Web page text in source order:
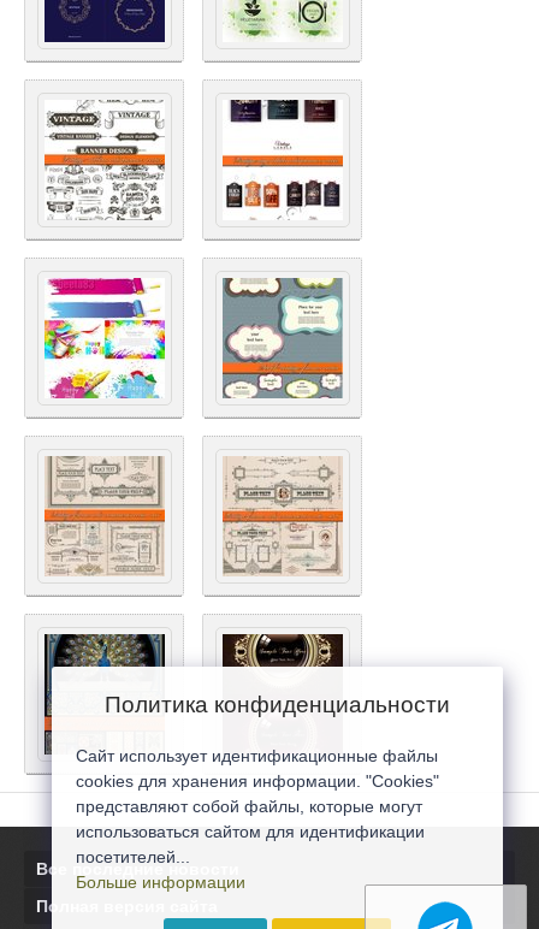
Все последние новости
Полная версия сайта
Политика конфиденциальности
Сайт использует идентификационные файлы
cookies для хранения информации. "Cookies"
представляют собой файлы, которые могут
использоваться сайтом для идентификации
посетителей...
Больше информации